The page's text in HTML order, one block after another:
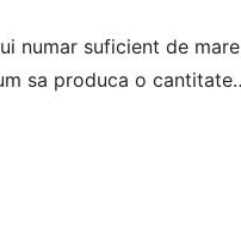
numar suficient de mare
sa produca o cantitate
care implica lipsa